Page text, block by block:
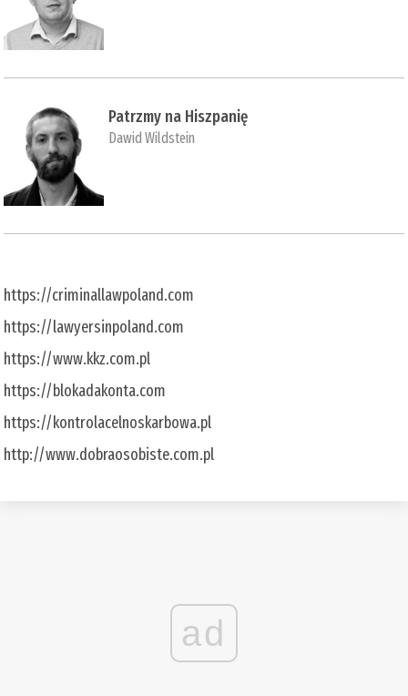
Patrzmy na Hiszpanię
Dawid Wildstein
https://criminallawpoland.com
https://lawyersinpoland.com
https://www.kkz.com.pl
https://blokadakonta.com
https://kontrolacelnoskarbowa.pl
http://www.dobraosobiste.com.pl
ad